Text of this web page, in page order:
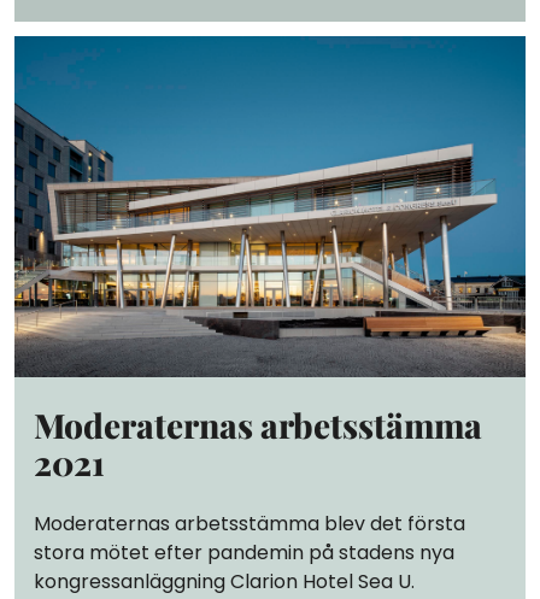
Moderaternas arbetsstämma
2021
Moderaternas arbetsstämma blev det första
stora mötet efter pandemin på stadens nya
kongressanläggning Clarion Hotel Sea U.